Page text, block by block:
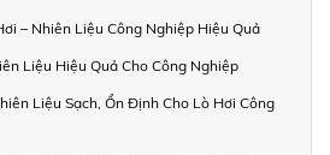
– Nhiên Liệu Công Nghiệp Hiệu Quả
Liệu Hiệu Quả Cho Công Nghiệp
Liệu Sạch, Ổn Định Cho Lò Hơi Công